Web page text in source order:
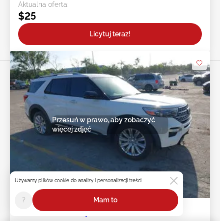
Aktualna oferta:
$25
Licytuj teraz!
Przesuń w prawo, aby zobaczyć
więcej zdjęć
2022 FORD Explorer 3.3L
Używamy plików cookie do analizy i personalizacji treści
? Mam to